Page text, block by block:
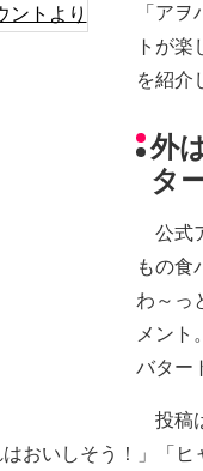
「ア
トが楽
を紹介
外
タ
公式
もの食
わ～っ
メント
バター
投稿
おいしそう！」「ヒ